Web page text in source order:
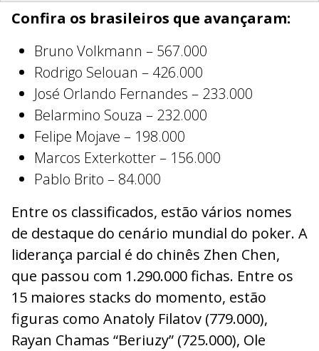
Confira os brasileiros que avançaram:
Bruno Volkmann – 567.000
Rodrigo Selouan – 426.000
José Orlando Fernandes – 233.000
Belarmino Souza – 232.000
Felipe Mojave – 198.000
Marcos Exterkotter – 156.000
Pablo Brito – 84.000
Entre os classificados, estão vários nomes
de destaque do cenário mundial do poker. A
liderança parcial é do chinês Zhen Chen,
que passou com 1.290.000 fichas. Entre os
15 maiores stacks do momento, estão
figuras como Anatoly Filatov (779.000),
Rayan Chamas “Beriuzy” (725.000), Ole